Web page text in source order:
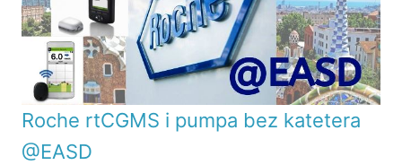
Roche rtCGMS i pumpa bez katetera
@EASD